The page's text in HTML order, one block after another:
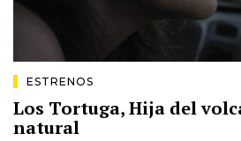
ESTRENOS
Los Tortuga, Hija del
natural